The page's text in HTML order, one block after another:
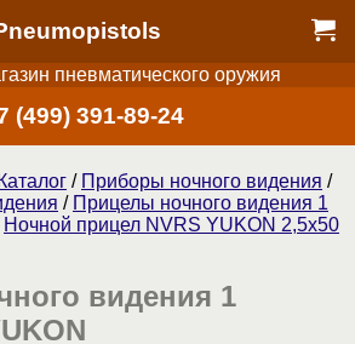
пневматического оружия
(499) 391-89-24
Каталог / Приборы ночного видения /
/ Прицелы ночного видения 1
Ночной прицел NVRS YUKON 2,5х50
видения 1